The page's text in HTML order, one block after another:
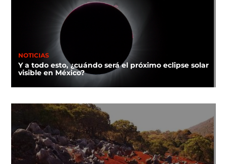
NOTICIAS
Y a todo esto, ¿cuándo será el próximo eclipse solar
visible en México?